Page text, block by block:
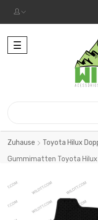
Toggle
navigation
☰
Zuhause Toyota Hilux
Gummimatten Toyota Hilux